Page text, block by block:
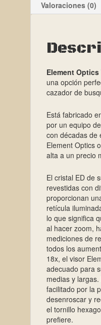
Valoraciones (0)
Element Optics
una opción
cazador de
Está fabricado
por un equipo
con décadas de
Element Optics
alta a un precio
El cristal ED de
revestidas con
proporcionan
retícula
lo que significa
al hacer zoom,
mediciones de
todos los
18x, el visor
adecuado para
medias y
facilitado por la
desenroscar y
el tornillo
prefiere.